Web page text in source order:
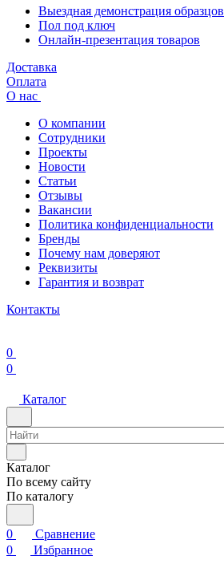
Выездная демонстрация образцов
Пол под ключ
Онлайн-презентация товаров
Доставка
Оплата
О нас
О компании
Сотрудники
Проекты
Новости
Статьи
Отзывы
Вакансии
Политика конфиденциальности
Бренды
Почему нам доверяют
Реквизиты
Гарантия и возврат
Контакты
0
0
Каталог
Каталог
По всему сайту
По каталогу
0
Сравнение
0
Избранное